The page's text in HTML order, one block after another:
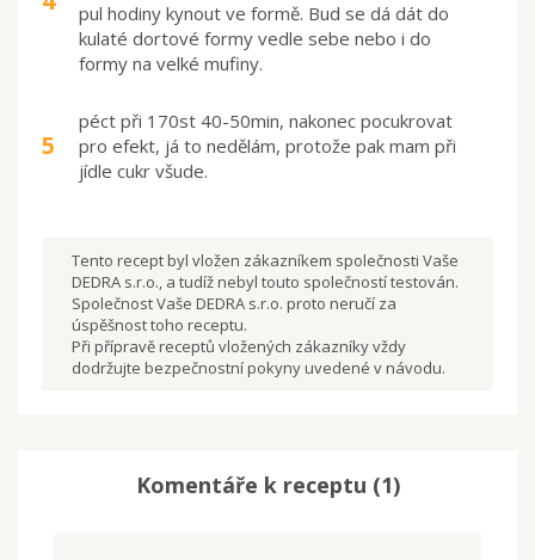
pul hodiny kynout ve formě. Bud se dá dát do
kulaté dortové formy vedle sebe nebo i do
formy na velké mufiny.
5
péct při 170st 40-50min, nakonec pocukrovat
pro efekt, já to nedělám, protože pak mam při
jídle cukr všude.
Tento recept byl vložen zákazníkem společnosti Vaše
DEDRA s.r.o., a tudíž nebyl touto společností testován.
Společnost Vaše DEDRA s.r.o. proto neručí za
úspěšnost toho receptu.
Při přípravě receptů vložených zákazníky vždy
dodržujte bezpečnostní pokyny uvedené v návodu.
Komentáře k receptu (1)